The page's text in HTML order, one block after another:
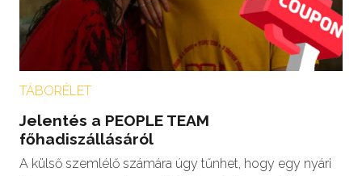
TÁBORÉLET
Jelentés a PEOPLE TEAM
főhadiszállásáról
A külső szemlélő számára úgy tűnhet, hogy egy nyári